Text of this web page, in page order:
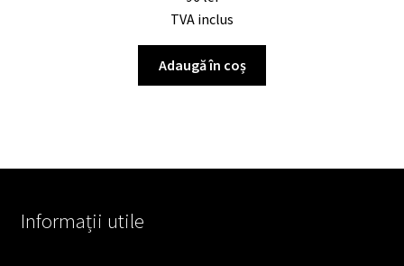
TVA inclus
Adaugă în coș
Informații utile